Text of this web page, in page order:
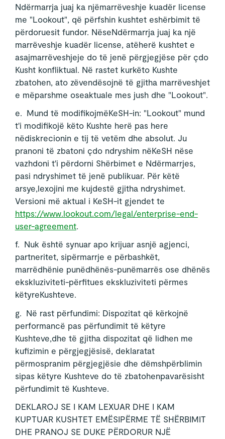
Ndërmarrja juaj ka njëmarrëveshje kuadër license
me "Lookout", që përfshin kushtet eshërbimit të
përdoruesit fundor. NëseNdërmarrja juaj ka një
marrëveshje kuadër license, atëherë kushtet e
asajmarrëveshjeje do të jenë përgjegjëse për çdo
Kusht konfliktual. Në rastet kurkëto Kushte
zbatohen, ato zëvendësojnë të gjitha marrëveshjet
e mëparshme oseaktuale mes jush dhe "Lookout".
e. Mund të modifikojmëKeSH-in: "Lookout" mund
t'i modifikojë këto Kushte herë pas here
nëdiskrecionin e tij të vetëm dhe absolut. Ju
pranoni të zbatoni çdo ndryshim nëKeSH nëse
vazhdoni t'i përdorni Shërbimet e Ndërmarrjes,
pasi ndryshimet të jenë publikuar. Për këtë
arsye,lexojini me kujdestë gjitha ndryshimet.
Versioni më aktual i KeSH-it gjendet te
https://www.lookout.com/legal/enterprise-end-
user-agreement.
f. Nuk është synuar apo krijuar asnjë agjenci,
partneritet, sipërmarrje e përbashkët,
marrëdhënie punëdhënës-punëmarrës ose dhënës
ekskluziviteti-përfitues ekskluziviteti përmes
këtyreKushteve.
g. Në rast përfundimi: Dispozitat që kërkojnë
performancë pas përfundimit të këtyre
Kushteve,dhe të gjitha dispozitat që lidhen me
kufizimin e përgjegjësisë, deklaratat
përmospranim përgjegjësie dhe dëmshpërblimin
sipas këtyre Kushteve do të zbatohenpavarësisht
përfundimit të Kushteve.
DEKLAROJ SE I KAM LEXUAR DHE I KAM
KUPTUAR KUSHTET EMËSIPËRME TË SHËRBIMIT
DHE PRANOJ SE DUKE PËRDORUR NJË